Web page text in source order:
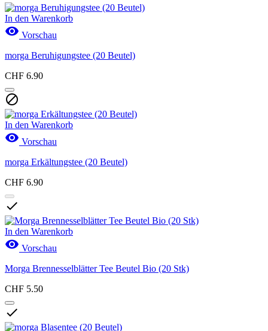
In den Warenkorb
 Vorschau
morga Beruhigungstee (20 Beutel)
CHF 6.90

In den Warenkorb
 Vorschau
morga Erkältungstee (20 Beutel)
CHF 6.90

In den Warenkorb
 Vorschau
Morga Brennesselblätter Tee Beutel Bio (20 Stk)
CHF 5.50
